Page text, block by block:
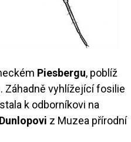
Piesbergu, poblíž
Záhadně vyhlížející fosilie
k odborníkovi na
z Muzea přírodní